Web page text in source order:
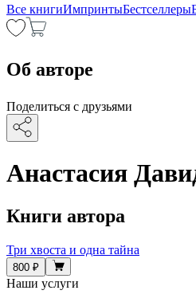
Все книгиИмпринтыБестселлеры
Об авторе
Поделиться с друзьями
Анастасия
Книги автора
Три хвоста и одна тайна
800 ₽
Наши услуги